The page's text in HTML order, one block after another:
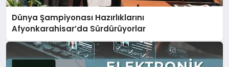
Dünya Şampiyonası Hazırlıklarını
Afyonkarahisar’da Sürdürüyorlar